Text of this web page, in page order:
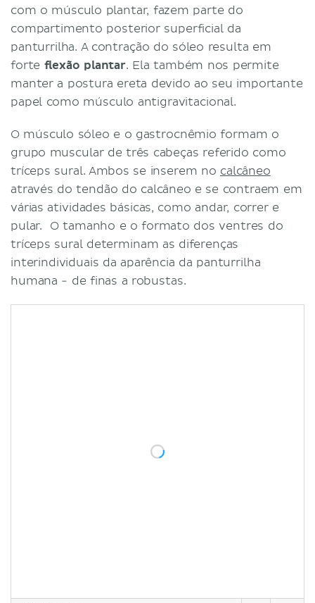
com o músculo plantar, fazem parte do
compartimento posterior superficial da
panturrilha. A contração do sóleo resulta em
forte flexão plantar. Ela também nos permite
manter a postura ereta devido ao seu importante
papel como músculo antigravitacional.
O músculo sóleo e o gastrocnêmio formam o
grupo muscular de três cabeças referido como
tríceps sural. Ambos se inserem no calcâneo
através do tendão do calcâneo e se contraem em
várias atividades básicas, como andar, correr e
pular. O tamanho e o formato dos ventres do
tríceps sural determinam as diferenças
interindividuais da aparência da panturrilha
humana - de finas a robustas.